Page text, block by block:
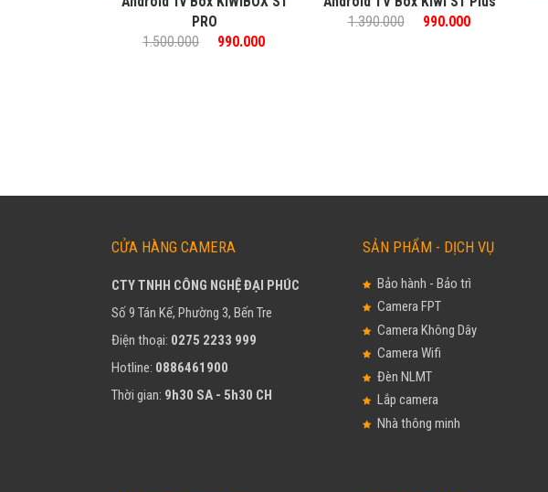
PRO
1.500.000
990.000
1.390.000
990.000
CỬA HÀNG CAMERA
CTY TNHH CÔNG NGHỆ ĐẠI PHÚC
Số 9 Tán Kế, Phường 3, Bến Tre
Điện thoại: 0275 2233 999
Hotline: 0886461900
Thời gian: 9h30 SA - 5h30 CH
SẢN PHẨM - DỊCH VỤ
Bảo hành - Bảo trì
Camera FPT
Camera Không Dây
Camera Wifi
Đèn NLMT
Lắp camera
Nhà thông minh